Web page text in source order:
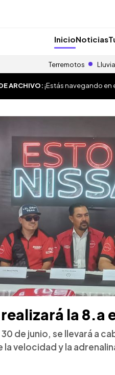
InicioNoticias
Terremotos
ARCHIVO:¡Estás navegando en
la 8.a
de junio, se llevará a
la velocidad y la